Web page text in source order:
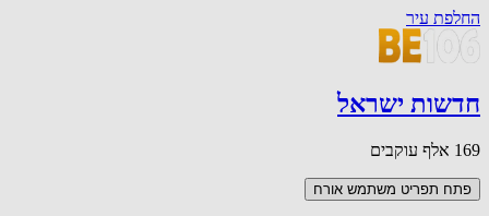
החלפת עיר
חדשות ישראל
169 אלף עוקבים
פתח תפריט משתמש אורח